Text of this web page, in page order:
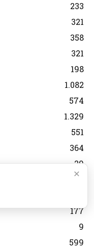
233
321
358
321
198
1.082
574
1.329
551
364
29
134
177
9
599
×